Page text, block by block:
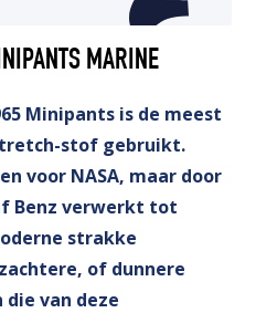
MARINE
Minipants is de meest
stof gebruikt.
voor NASA, maar door
Benz verwerkt tot
strakke
of dunnere
van deze